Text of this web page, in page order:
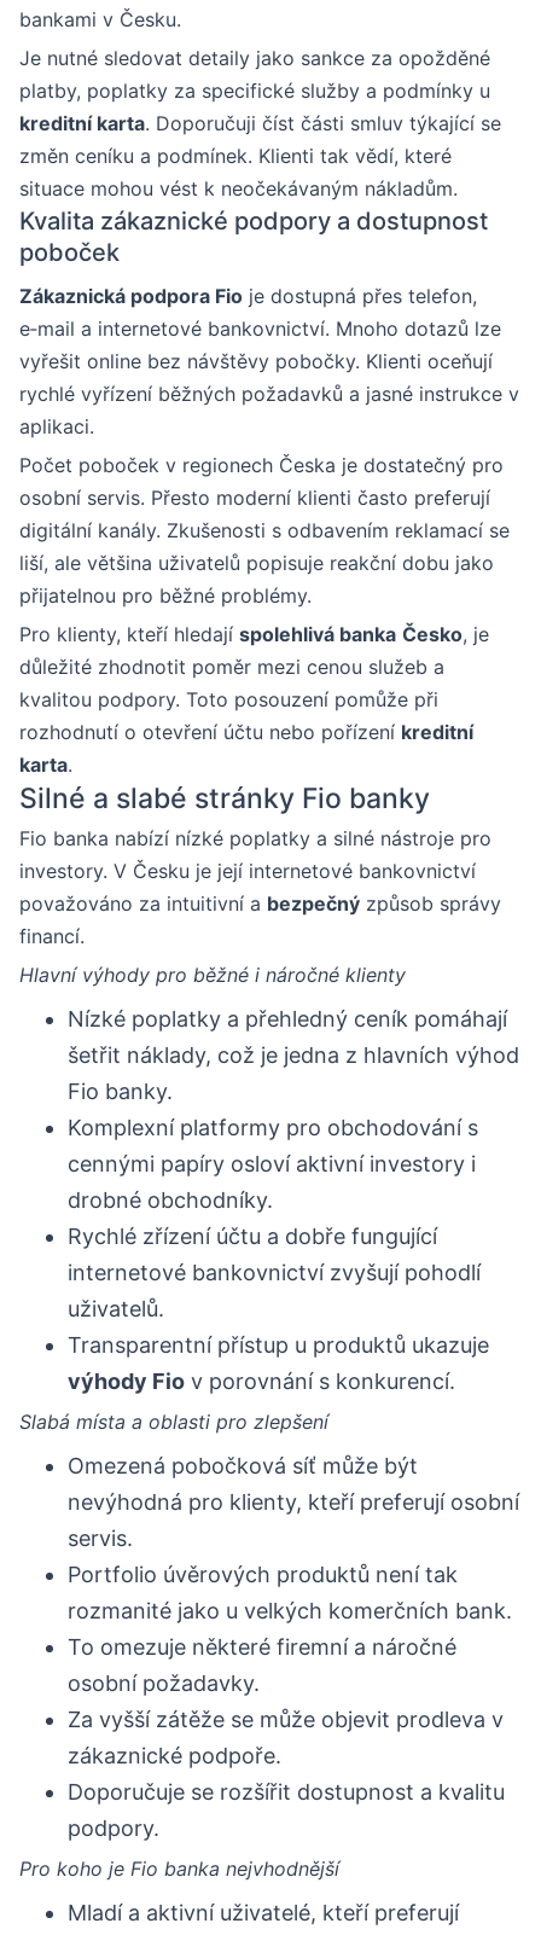
bankami v Česku.
Je nutné sledovat detaily jako sankce za opožděné
platby, poplatky za specifické služby a podmínky u
kreditní karta. Doporučuji číst části smluv týkající se
změn ceníku a podmínek. Klienti tak vědí, které
situace mohou vést k neočekávaným nákladům.
Kvalita zákaznické podpory a dostupnost
poboček
Zákaznická podpora Fio je dostupná přes telefon,
e‑mail a internetové bankovnictví. Mnoho dotazů lze
vyřešit online bez návštěvy pobočky. Klienti oceňují
rychlé vyřízení běžných požadavků a jasné instrukce v
aplikaci.
Počet poboček v regionech Česka je dostatečný pro
osobní servis. Přesto moderní klienti často preferují
digitální kanály. Zkušenosti s odbavením reklamací se
liší, ale většina uživatelů popisuje reakční dobu jako
přijatelnou pro běžné problémy.
Pro klienty, kteří hledají spolehlivá banka Česko, je
důležité zhodnotit poměr mezi cenou služeb a
kvalitou podpory. Toto posouzení pomůže při
rozhodnutí o otevření účtu nebo pořízení kreditní
karta.
Silné a slabé stránky Fio banky
Fio banka nabízí nízké poplatky a silné nástroje pro
investory. V Česku je její internetové bankovnictví
považováno za intuitivní a bezpečný způsob správy
financí.
Hlavní výhody pro běžné i náročné klienty
Nízké poplatky a přehledný ceník pomáhají
šetřit náklady, což je jedna z hlavních výhod
Fio banky.
Komplexní platformy pro obchodování s
cennými papíry osloví aktivní investory i
drobné obchodníky.
Rychlé zřízení účtu a dobře fungující
internetové bankovnictví zvyšují pohodlí
uživatelů.
Transparentní přístup u produktů ukazuje
výhody Fio v porovnání s konkurencí.
Slabá místa a oblasti pro zlepšení
Omezená pobočková síť může být
nevýhodná pro klienty, kteří preferují osobní
servis.
Portfolio úvěrových produktů není tak
rozmanité jako u velkých komerčních bank.
To omezuje některé firemní a náročné
osobní požadavky.
Za vyšší zátěže se může objevit prodleva v
zákaznické podpoře.
Doporučuje se rozšířit dostupnost a kvalitu
podpory.
Pro koho je Fio banka nejvhodnější
Mladí a aktivní uživatelé, kteří preferují